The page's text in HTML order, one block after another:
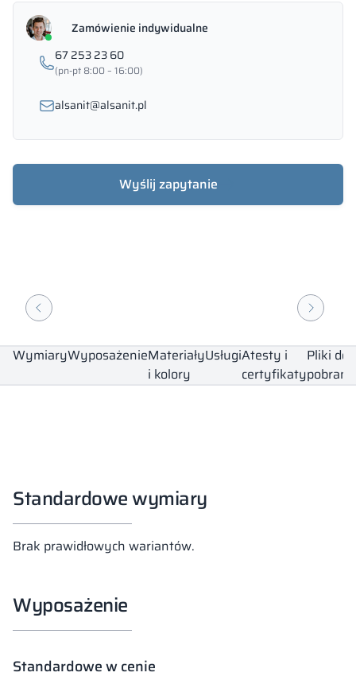
Zamówienie indywidualne
67 253 23 60
(pn-pt 8:00 – 16:00)
alsanit@alsanit.pl
Wyślij zapytanie
WymiaryWyposażenieMateriały
i kolory
UsługiAtesty i
certyfikaty
Pliki do
Standardowe wymiary
Brak prawidłowych wariantów.
Wyposażenie
Standardowe w cenie